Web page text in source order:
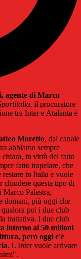
agente di Marco
, il procuratore
tra Inter e Atalanta è
Moretto, dal canale
abbiamo sempre
chiara, in virtù del fatto
fatto trapelare, che
in Italia e vuole
chiudere questa tipo di
Palestra,
domani, più oggi che
poi i due club
trattativa. I due club
intorno ai 50 milioni
però oggi c'è
. L'Inter vuole arrivare